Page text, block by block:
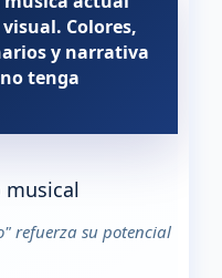
Colores,
y narrativa
tenga
refuerza su potencial